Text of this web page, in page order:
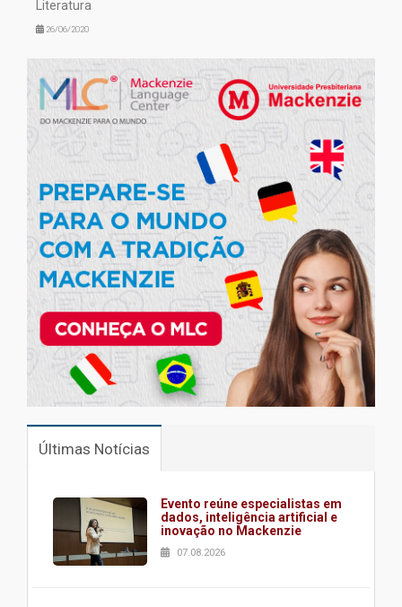
Literatura
26/06/2020
Últimas Notícias
Evento reúne especialistas em
dados, inteligência artificial e
inovação no Mackenzie
07.08.2026